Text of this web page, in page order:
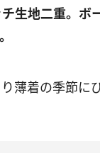
地二重。ボ
薄着の季節に